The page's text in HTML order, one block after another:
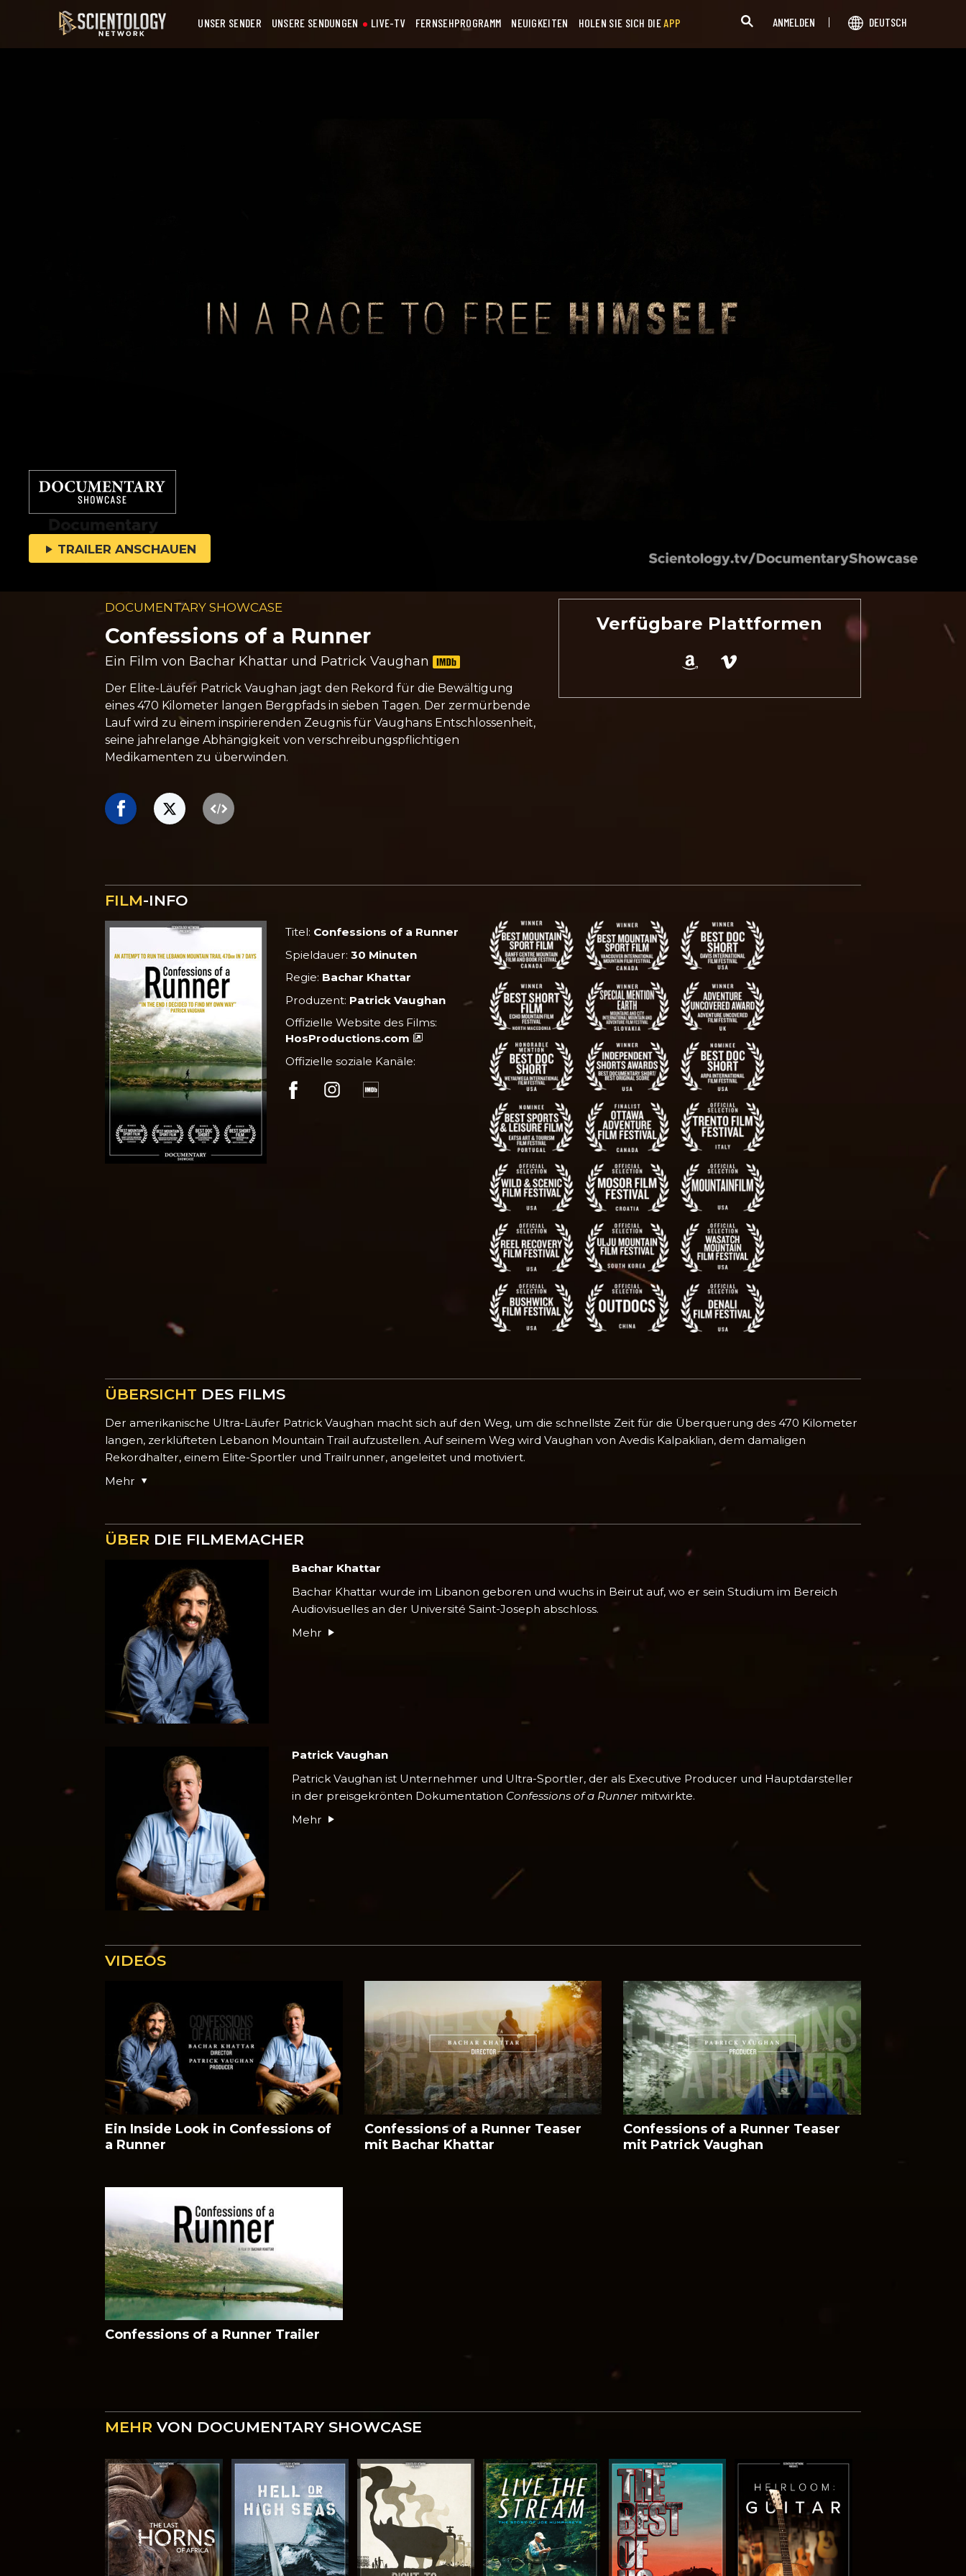
UNSER SENDER UNSERE SENDUNGEN LIVE-TV FERNSEHPROGRAMM NEUIGKEITEN HOLEN SIE SICH DIEAPP ANMELDEN DEUTSCH
TRAILER ANSCHAUEN
DOCUMENTARY SHOWCASE
Confessions of a Runner
Ein Film von Bachar Khattar und Patrick Vaughan
Der Elite-Läufer Patrick Vaughan jagt den Rekord für die Bewältigung
eines 470 Kilometer langen Bergpfads in sieben Tagen. Der zermürbende
Lauf wird zu einem inspirierenden Zeugnis für Vaughans Entschlossenheit,
seine jahrelange Abhängigkeit von verschreibungspflichtigen
Medikamenten zu überwinden.
Verfügbare Plattformen
FILM-INFO
Titel: Confessions of a Runner
Spieldauer:30 Minuten
Regie: Bachar Khattar
Produzent: Patrick Vaughan
Offizielle Website des Films:
HosProductions.com
Offizielle soziale Kanäle:
ÜBERSICHT DES FILMS
Der amerikanische Ultra-Läufer Patrick Vaughan macht sich auf den Weg, um die schnellste Zeit für die Überquerung des 470 Kilometer
langen, zerklüfteten Lebanon Mountain Trail aufzustellen. Auf seinem Weg wird Vaughan von Avedis Kalpaklian, dem damaligen
Rekordhalter, einem Elite-Sportler und Trailrunner, angeleitet und motiviert.
Mehr
ÜBER DIE FILMEMACHER
Bachar Khattar
Bachar Khattar wurde im Libanon geboren und wuchs in Beirut auf, wo er sein Studium im Bereich
Audiovisuelles an der Université Saint-Joseph abschloss.
Mehr
Patrick Vaughan
Patrick Vaughan ist Unternehmer und Ultra-Sportler, der als Executive Producer und Hauptdarsteller
in der preisgekrönten Dokumentation Confessions of a Runnermitwirkte.
Mehr
VIDEOS
Ein Inside Look in Confessions of
a Runner
Confessions of a Runner Teaser
mit Bachar Khattar
Confessions of a Runner Teaser
mit Patrick Vaughan
Confessions of a Runner Trailer
MEHR VON DOCUMENTARY SHOWCASE